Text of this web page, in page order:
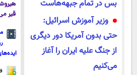
بس در تمام جبهه‌هاست
وزیر آموزش اسرائیل:
حتی بدون آمریکا دور دیگری
از جنگ علیه ایران را آغاز
می‌کنیم
قیر